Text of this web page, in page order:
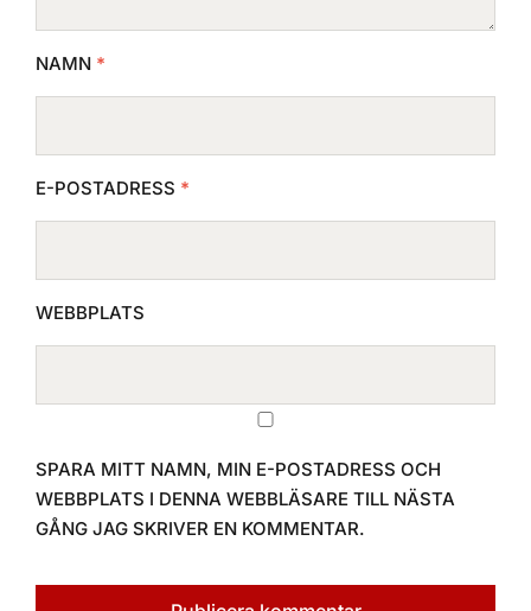
NAMN *
E-POSTADRESS *
WEBBPLATS
SPARA MITT NAMN, MIN E-POSTADRESS OCH
WEBBPLATS I DENNA WEBBLÄSARE TILL NÄSTA
GÅNG JAG SKRIVER EN KOMMENTAR.